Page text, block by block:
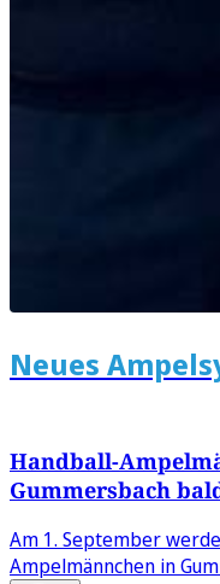
Neues
Handball-
Gummersbach
Am 1. September
Ampelmännchen in